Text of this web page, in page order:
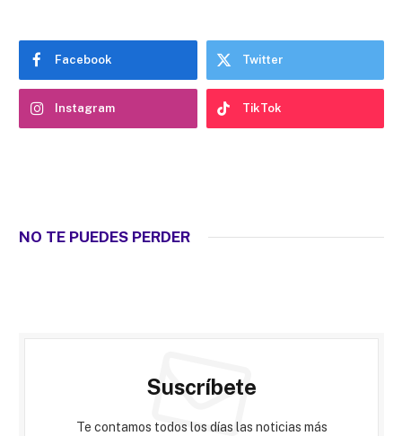
Facebook Twitter
Instagram TikTok
NO TE PUEDES PERDER
Suscríbete
Te contamos todos los días las noticias más